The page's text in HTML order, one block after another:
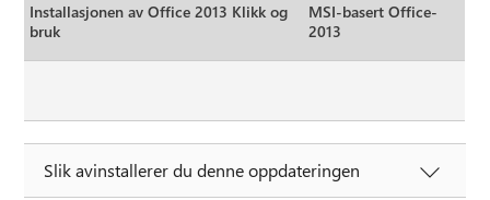
Installasjonen av Office 2013 Klikk og
bruk
MSI-basert Office-
2013
Slik avinstallerer du denne oppdateringen